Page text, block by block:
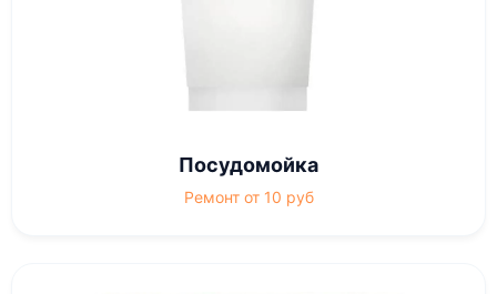
Посудомойка
Ремонт от 10 руб